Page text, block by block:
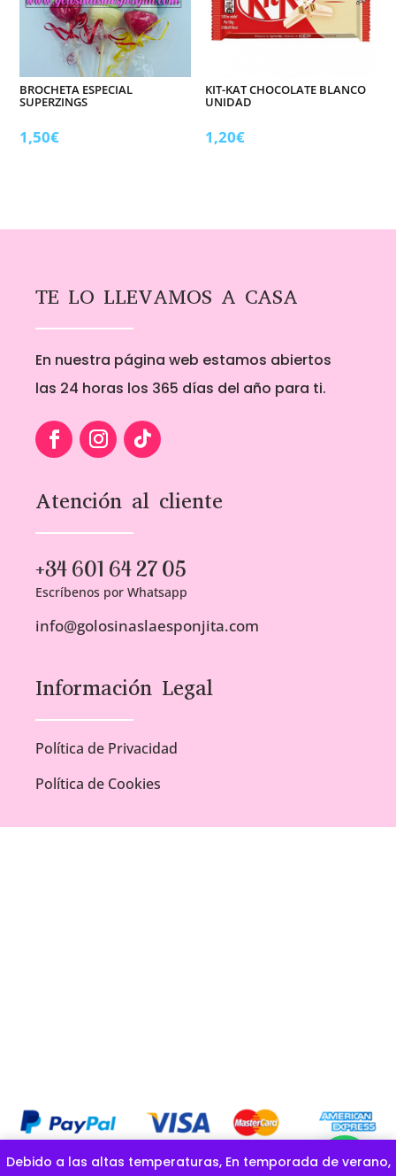
Debido a las altas temperaturas, En temporada de verano,
BROCHETA ESPECIAL
SUPERZINGS
1,50€
KIT-KAT CHOCOLATE BLANCO
UNIDAD
1,20€
TE LO LLEVAMOS A CASA
En nuestra página web estamos abiertos
las 24 horas los 365 días del año para ti.
Atención al cliente
+34 601 64 27 05
Escríbenos por Whatsapp
info@golosinaslaesponjita.com
Información Legal
Política de Privacidad
Política de Cookies